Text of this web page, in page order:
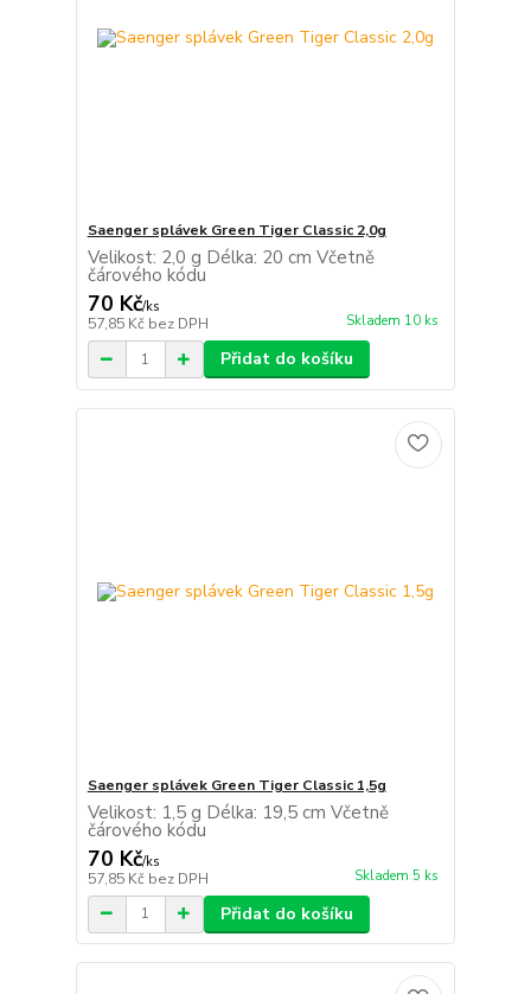
Saenger splávek Green Tiger Classic 2,0g
Velikost: 2,0 g Délka: 20 cm Včetně
čárového kódu
70 Kč/ks
57,85 Kč bez DPH Skladem 10 ks
Přidat do košíku
Saenger splávek Green Tiger Classic 1,5g
Velikost: 1,5 g Délka: 19,5 cm Včetně
čárového kódu
70 Kč/ks
57,85 Kč bez DPH Skladem 5 ks
Přidat do košíku